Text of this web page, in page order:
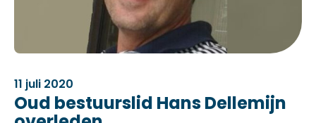
11 juli 2020
Oud bestuurslid Hans Dellemijn